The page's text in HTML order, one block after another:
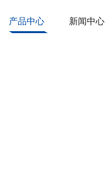
产品中心 新闻中心